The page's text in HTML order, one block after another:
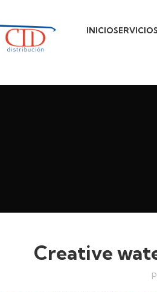
INICIO
Creative